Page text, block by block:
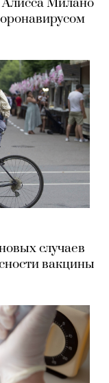
Милано
случаев
вакцины